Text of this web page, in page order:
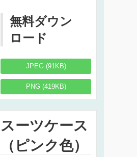
無料ダウン
ロード
JPEG (91KB)
PNG (419KB)
スーツケース
（ピンク色）